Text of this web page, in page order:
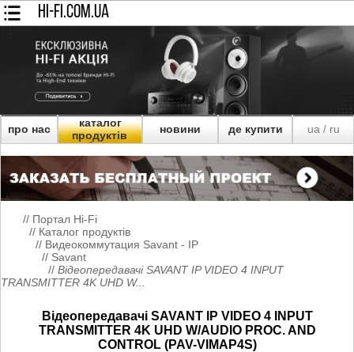
HI-FI.COM.UA
про нас
каталог
продуктів
новини де купити ua/ ru
// Портал Hi-Fi
// Каталог продуктів
// Видеокоммутация Savant - IP
// Savant
// Відеопередавачі SAVANT IP VIDEO 4 INPUT
TRANSMITTER 4K UHD W...
Відеопередавачі SAVANT IP VIDEO 4 INPUT
TRANSMITTER 4K UHD W/AUDIO PROC. AND
CONTROL (PAV-VIMAP4S)